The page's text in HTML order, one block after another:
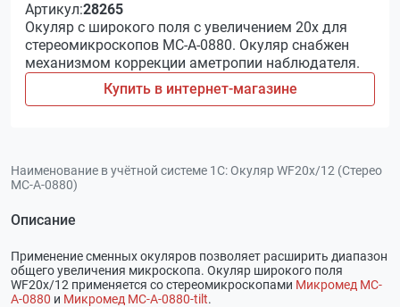
Артикул:28265
Окуляр c широкого поля с увеличением 20х для
стереомикроскопов МС-A-0880. Окуляр снабжен
механизмом коррекции аметропии наблюдателя.
Купить в интернет-магазине
Наименование в учётной системе 1С:Окуляр WF20x/12 (Стерео
МС-A-0880)
Описание
Применение сменных окуляров позволяет расширить диапазон
общего увеличения микроскопа. Окуляр широкого поля
WF20x/12 применяется со стереомикроскопами Микромед MC-
А-0880 и Микромед MC-А-0880-tilt.